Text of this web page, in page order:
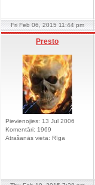
Fri Feb 06, 2015 11:44 pm
Presto
Pievienojies: 13 Jul 2006
Komentāri: 1969
Atrašanās vieta: Rīga